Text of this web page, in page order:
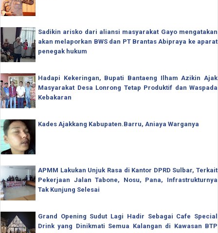
Sadikin arisko dari aliansi masyarakat Gayo mengatakan
akan melaporkan BWS dan PT Brantas Abipraya ke aparat
penegak hukum
Hadapi Kekeringan, Bupati Bantaeng Ilham Azikin Ajak
Masyarakat Desa Lonrong Tetap Produktif dan Waspada
Kebakaran
Kades Ajakkang Kabupaten.Barru, Aniaya Warganya
APMM Lakukan Unjuk Rasa di Kantor DPRD Sulbar, Terkait
Pekerjaan Jalan Tabone, Nosu, Pana, Infrastrukturnya
Tak Kunjung Selesai
Grand Opening Sudut Lagi Hadir Sebagai Cafe Special
Drink yang Dinikmati Semua Kalangan di Kawasan BTP